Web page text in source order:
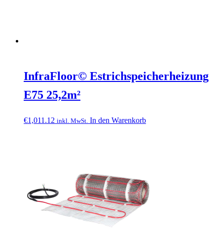
InfraFloor© Estrichspeicherheizung
E75 25,2m²
€1,011.12 inkl. MwSt. In den Warenkorb